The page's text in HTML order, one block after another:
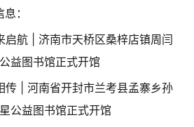
：
航 | 济南市天桥区桑梓店镇周闫
益图书馆正式开馆
| 河南省开封市兰考县孟寨乡孙
公益图书馆正式开馆